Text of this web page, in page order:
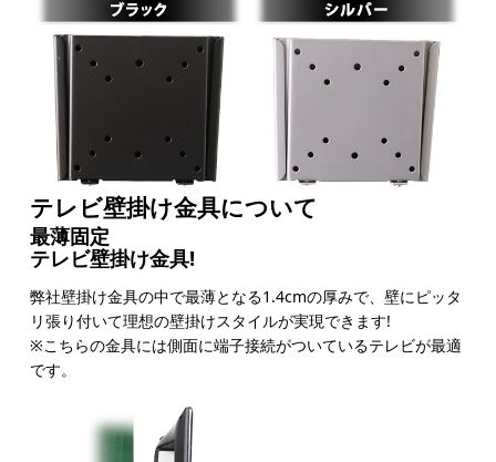
テレビ壁掛け金具について
最薄固定
テレビ壁掛け金具!
弊社壁掛け金具の中で最薄となる1.4cmの厚みで、壁にピッタ
リ張り付いて理想の壁掛けスタイルが実現できます!
※こちらの金具には側面に端子接続がついているテレビが最適
です。